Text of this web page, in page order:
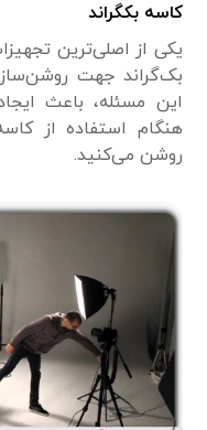
کاسه بکگراند
یکی از اصلی‌ترین
بک‌گراند جهت
این مسئله، باعث
هنگام استفاده از
روشن می‌کنید.